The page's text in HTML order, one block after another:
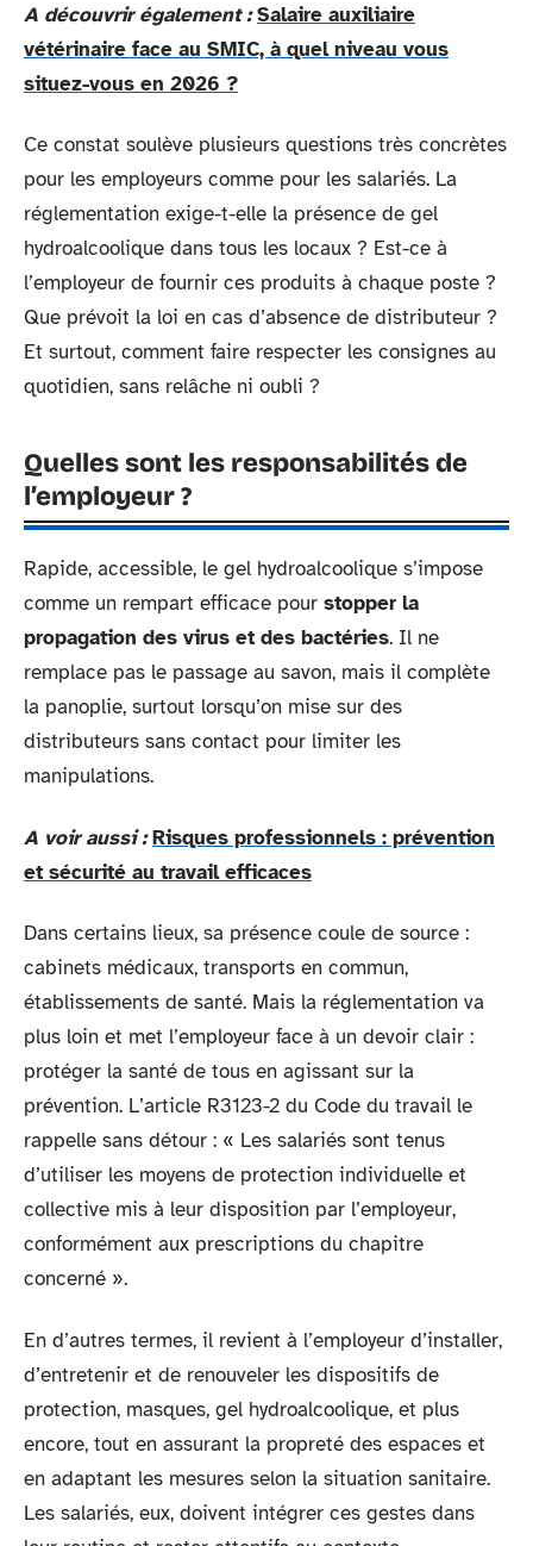
A découvrir également : Salaire auxiliaire
vétérinaire face au SMIC, à quel niveau vous
situez-vous en 2026 ?
Ce constat soulève plusieurs questions très concrètes
pour les employeurs comme pour les salariés. La
réglementation exige-t-elle la présence de gel
hydroalcoolique dans tous les locaux ? Est-ce à
l’employeur de fournir ces produits à chaque poste ?
Que prévoit la loi en cas d’absence de distributeur ?
Et surtout, comment faire respecter les consignes au
quotidien, sans relâche ni oubli ?
Quelles sont les responsabilités de
l’employeur ?
Rapide, accessible, le gel hydroalcoolique s’impose
comme un rempart efficace pour stopper la
propagation des virus et des bactéries. Il ne
remplace pas le passage au savon, mais il complète
la panoplie, surtout lorsqu’on mise sur des
distributeurs sans contact pour limiter les
manipulations.
A voir aussi : Risques professionnels : prévention
et sécurité au travail efficaces
Dans certains lieux, sa présence coule de source :
cabinets médicaux, transports en commun,
établissements de santé. Mais la réglementation va
plus loin et met l’employeur face à un devoir clair :
protéger la santé de tous en agissant sur la
prévention. L’article R3123-2 du Code du travail le
rappelle sans détour : « Les salariés sont tenus
d’utiliser les moyens de protection individuelle et
collective mis à leur disposition par l’employeur,
conformément aux prescriptions du chapitre
concerné ».
En d’autres termes, il revient à l’employeur d’installer,
d’entretenir et de renouveler les dispositifs de
protection, masques, gel hydroalcoolique, et plus
encore, tout en assurant la propreté des espaces et
en adaptant les mesures selon la situation sanitaire.
Les salariés, eux, doivent intégrer ces gestes dans